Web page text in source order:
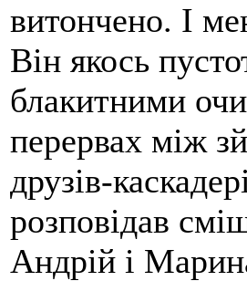
витончено. І
Він якось
блакитними
перервах між
друзів-
розповідав
Андрій і